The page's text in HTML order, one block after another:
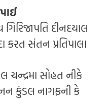
દીનદયાલ
કરત સંતન પ્રતિપાલા
ચન્દ્રમા સોહત નીકે
કુંડલ નાગફની કે